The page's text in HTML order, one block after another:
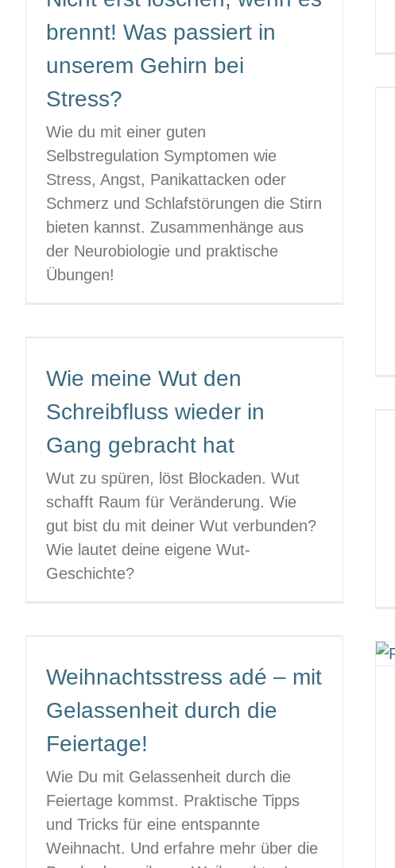
brennt! Was passiert in
unserem Gehirn bei
Stress?
Wie du mit einer guten
Selbstregulation Symptomen wie
Stress, Angst, Panikattacken oder
Schmerz und Schlafstörungen die Stirn
bieten kannst. Zusammenhänge aus
der Neurobiologie und praktische
Übungen!
Wie meine Wut den
Schreibfluss wieder in
Gang gebracht hat
Wut zu spüren, löst Blockaden. Wut
schafft Raum für Veränderung. Wie
gut bist du mit deiner Wut verbunden?
Wie lautet deine eigene Wut-
Geschichte?
Weihnachtsstress adé – mit
Gelassenheit durch die
Feiertage!
Wie Du mit Gelassenheit durch die
Feiertage kommst. Praktische Tipps
und Tricks für eine entspannte
Weihnacht. Und erfahre mehr über die